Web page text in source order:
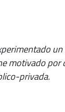
motivado
privada.